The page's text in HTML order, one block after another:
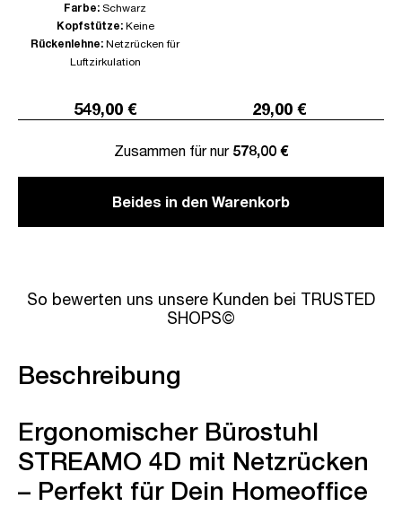
Farbe: Schwarz
Kopfstütze: Keine
Rückenlehne: Netzrücken für
Luftzirkulation
549,00 € 29,00 €
Zusammen für nur 578,00 €
Beides in den Warenkorb
So bewerten uns unsere Kunden bei TRUSTED
SHOPS©
Beschreibung
Ergonomischer Bürostuhl
STREAMO 4D mit Netzrücken
– Perfekt für Dein Homeoffice